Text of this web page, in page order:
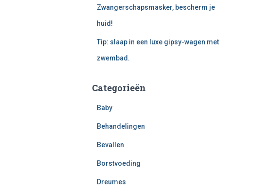
Zwangerschapsmasker, bescherm je
huid!
Tip: slaap in een luxe gipsy-wagen met
zwembad.
Categorieën
Baby
Behandelingen
Bevallen
Borstvoeding
Dreumes